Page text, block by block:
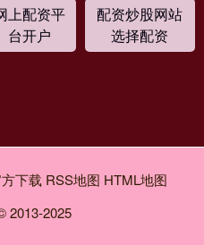
上配资平
台开户
配资炒股网站
选择配资
下载 RSS地图 HTML地图
2013-2025